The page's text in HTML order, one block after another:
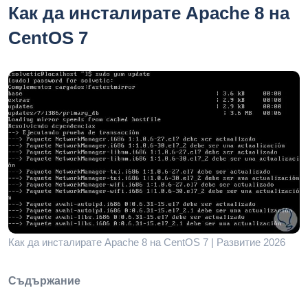
Как да инсталирате Apache 8 на
CentOS 7
Как да инсталирате Apache 8 на CentOS 7 | Развитие 2026
Съдържание